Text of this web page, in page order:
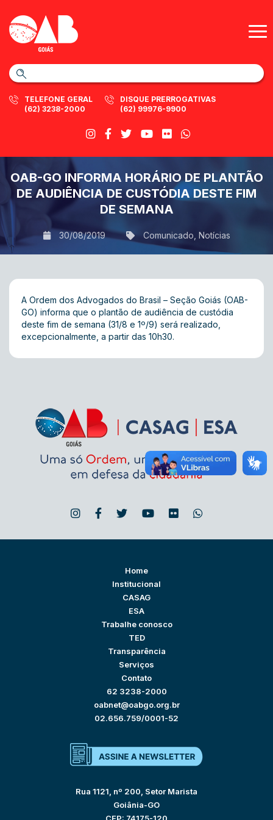
TELEFONE GERAL
(62) 3238-2000
DISQUE PRERROGATIVAS
(62) 99976-9900
OAB-GO INFORMA HORÁRIO DE PLANTÃO
DE AUDIÊNCIA DE CUSTÓDIA DESTE FIM
DE SEMANA
30/08/2019 Comunicado Notícias
A Ordem dos Advogados do Brasil – Seção Goiás (OAB-
GO) informa que o plantão de audiência de custódia
deste fim de semana (31/8 e 1º/9) será realizado,
excepcionalmente, a partir das 10h30.
Home
Institucional
CASAG
ESA
Trabalhe conosco
TED
Transparência
Serviços
Contato
62 3238-2000
oabnet@oabgo.org.br
02.656.759/0001-52
Rua 1121, nº 200, Setor Marista
Goiânia-GO